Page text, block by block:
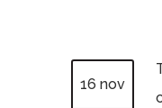
16 nov